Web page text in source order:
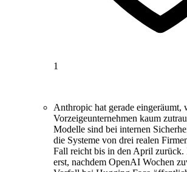
1
Anthropic hat gerade eingeräumt,
Vorzeigeunternehmen kaum
Modelle sind bei internen
die Systeme von drei realen
Fall reicht bis in den April zurück.
erst, nachdem OpenAI Wochen